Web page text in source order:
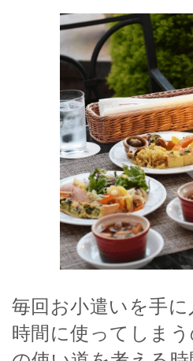
毎回お小遣いを手
時間に使ってしま